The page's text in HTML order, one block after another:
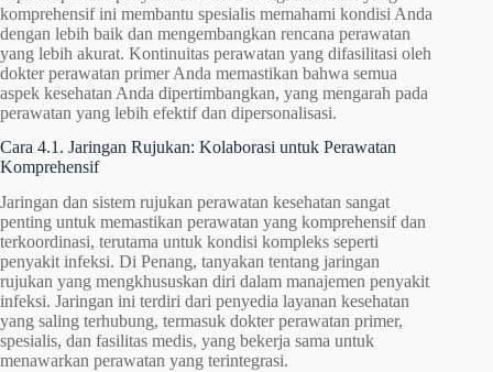
komprehensif ini membantu spesialis memahami kondisi Anda
dengan lebih baik dan mengembangkan rencana perawatan
yang lebih akurat. Kontinuitas perawatan yang difasilitasi oleh
dokter perawatan primer Anda memastikan bahwa semua
aspek kesehatan Anda dipertimbangkan, yang mengarah pada
perawatan yang lebih efektif dan dipersonalisasi.
Cara 4.1. Jaringan Rujukan: Kolaborasi untuk Perawatan
Komprehensif
Jaringan dan sistem rujukan perawatan kesehatan sangat
penting untuk memastikan perawatan yang komprehensif dan
terkoordinasi, terutama untuk kondisi kompleks seperti
penyakit infeksi. Di Penang, tanyakan tentang jaringan
rujukan yang mengkhususkan diri dalam manajemen penyakit
infeksi. Jaringan ini terdiri dari penyedia layanan kesehatan
yang saling terhubung, termasuk dokter perawatan primer,
spesialis, dan fasilitas medis, yang bekerja sama untuk
menawarkan perawatan yang terintegrasi.